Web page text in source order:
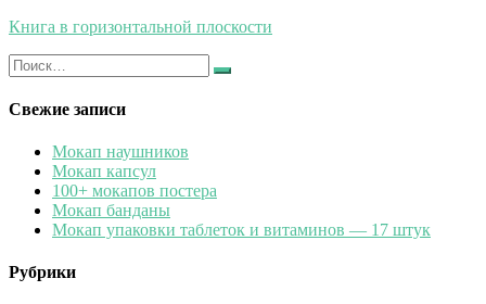
Книга в горизонтальной плоскости
Искать:
Найти
Свежие записи
Мокап наушников
Мокап капсул
100+ мокапов постера
Мокап банданы
Мокап упаковки таблеток и витаминов — 17 штук
Рубрики